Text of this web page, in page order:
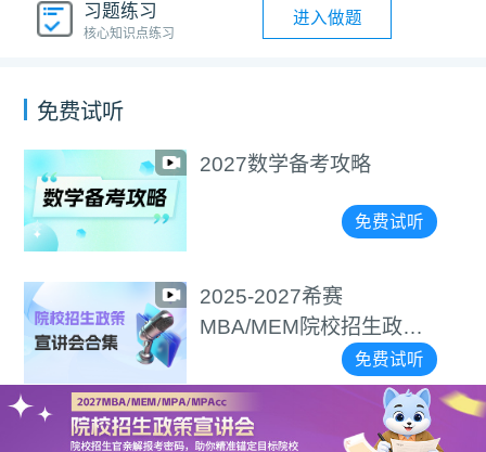
习题练习
核心知识点练习
进入做题
免费试听
选择＞努力！手把手教您
免费试听
2027逻辑备考攻略
免费试听